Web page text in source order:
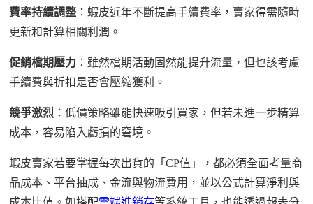
費率持續調整 ：蝦皮近年不斷提高手續費率，賣家得需隨時
更新和計算相關利潤 。
促銷檔期壓力 ：雖然檔期活動固然能提升流量，但也該考慮
手續費與折扣 是否會壓縮獲利。
競爭激烈 ：低價策略雖能快速吸引買家，但若未進一步精算
成本，容易陷入虧損的窘境 。
蝦皮賣家若要掌握每次出貨的「CP值」，都必須全面考量商
品成本、平台抽成、金流與物流費用，並以公式計算淨利與